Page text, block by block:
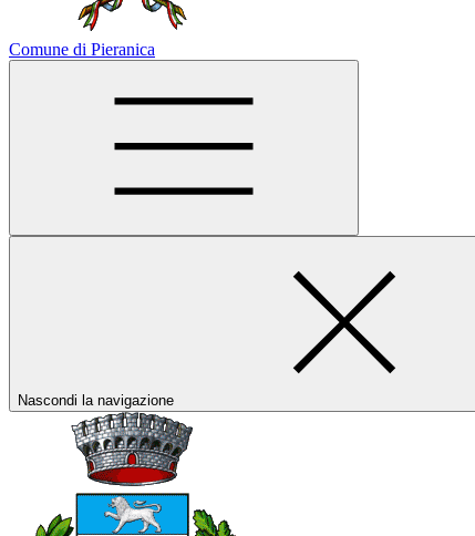
Comune di Pieranica
Nascondi la navigazione